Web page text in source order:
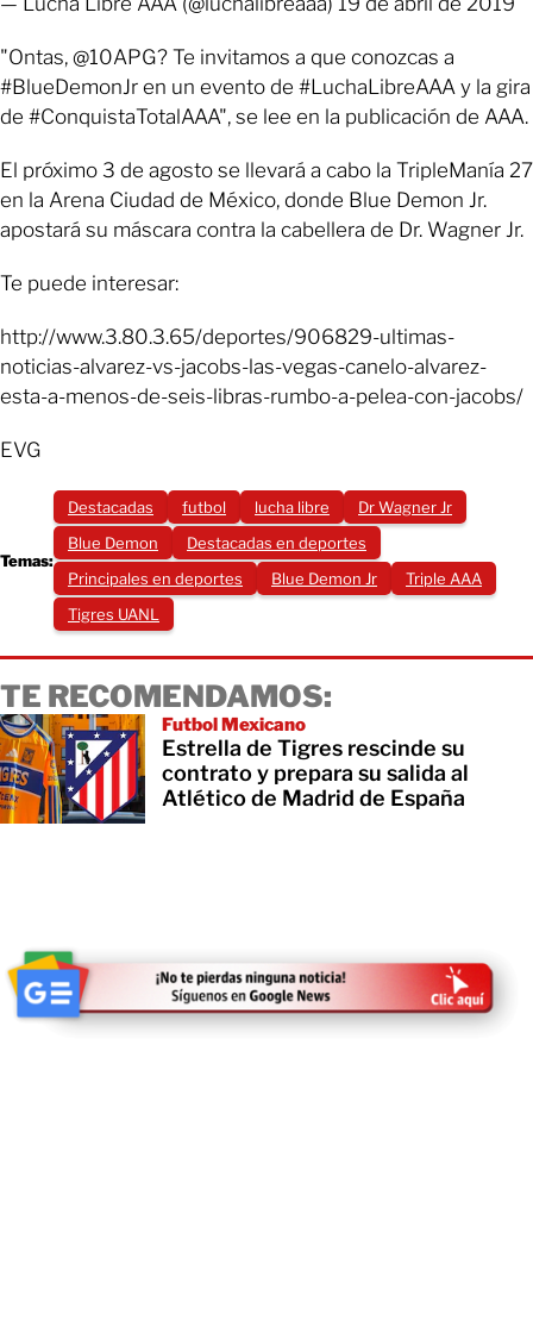
"Ontas, @10APG? Te invitamos a que conozcas a
#BlueDemonJr en un evento de #LuchaLibreAAA y la gira
de #ConquistaTotalAAA", se lee en la publicación de AAA.
El próximo 3 de agosto se llevará a cabo la TripleManía 27
en la Arena Ciudad de México, donde Blue Demon Jr.
apostará su máscara contra la cabellera de Dr. Wagner Jr.
Te puede interesar:
http://www.3.80.3.65/deportes/906829-ultimas-
noticias-alvarez-vs-jacobs-las-vegas-canelo-alvarez-
esta-a-menos-de-seis-libras-rumbo-a-pelea-con-jacobs/
EVG
Temas:
Destacadas futbol lucha libre
Dr Wagner Jr
Blue Demon
Destacadas en deportes
Principales en deportes
Blue Demon Jr
Triple AAA
Tigres UANL
TE RECOMENDAMOS:
Futbol Mexicano
Estrella de Tigres rescinde su
contrato y prepara su salida al
Atlético de Madrid de España